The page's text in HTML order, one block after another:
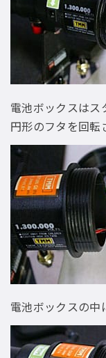
電池ボックスはス
円形のフタを回転
電池ボックスの中